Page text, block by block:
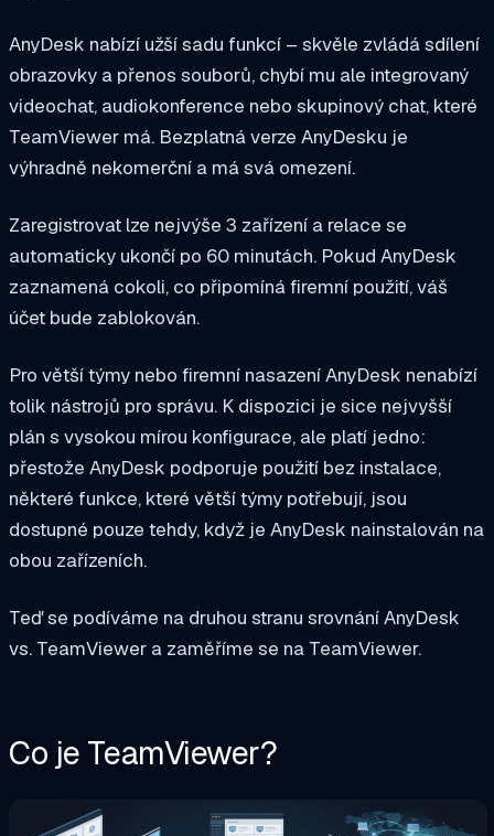
AnyDesk nabízí užší sadu funkcí – skvěle zvládá sdílení
obrazovky a přenos souborů, chybí mu ale integrovaný
videochat, audiokonference nebo skupinový chat, které
TeamViewer má. Bezplatná verze AnyDesku je
výhradně nekomerční a má svá omezení.
Zaregistrovat lze nejvýše 3 zařízení a relace se
automaticky ukončí po 60 minutách. Pokud AnyDesk
zaznamená cokoli, co připomíná firemní použití, váš
účet bude zablokován.
Pro větší týmy nebo firemní nasazení AnyDesk nenabízí
tolik nástrojů pro správu. K dispozici je sice nejvyšší
plán s vysokou mírou konfigurace, ale platí jedno:
přestože AnyDesk podporuje použití bez instalace,
některé funkce, které větší týmy potřebují, jsou
dostupné pouze tehdy, když je AnyDesk nainstalován na
obou zařízeních.
Teď se podíváme na druhou stranu srovnání AnyDesk
vs. TeamViewer a zaměříme se na TeamViewer.
Co je TeamViewer?